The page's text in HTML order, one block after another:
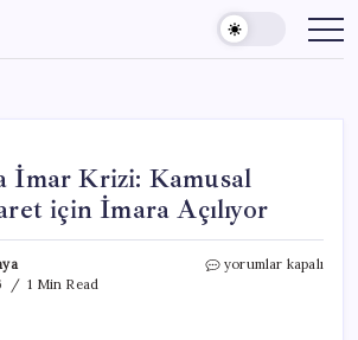
İmar Krizi: Kamusal
için İmara Açılıyor
1 Min Read
Çayyolu’nda
yorumlar kapalı